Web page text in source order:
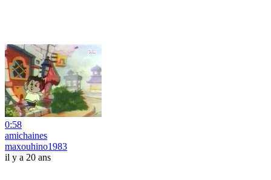
0:58
amichaines
maxouhino1983
il y a 20 ans